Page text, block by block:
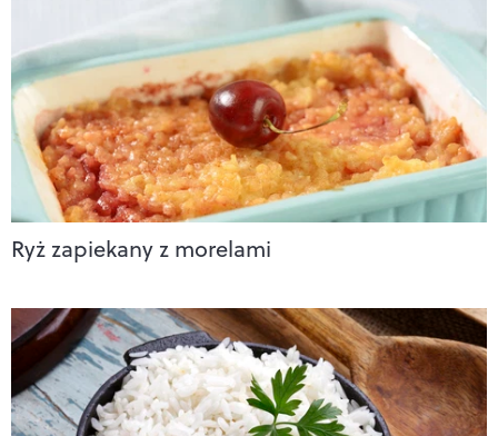
Ryż zapiekany z morelami